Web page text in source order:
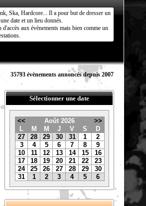
Ska, Hardcore... Il a pour but de dresser un
date et un lieu donnés.
aux évènements mais bien comme un
35793 évènements annoncés depuis 2007
Sélectionner une date
<< Août 2026
>>
L
M M J V S
D
27
28 29 30 31 1
2
3
4 5 6 7 8
9
10
11 12 13 14 15
16
17
18 19 20 21 22
23
24
25 26 27 28 29
30
31
1 2 3 4 5 6